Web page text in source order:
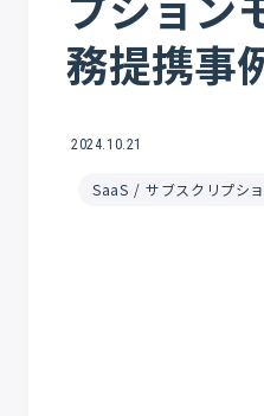
務提携事
2024.10.21
SaaS / サブスクリプシ